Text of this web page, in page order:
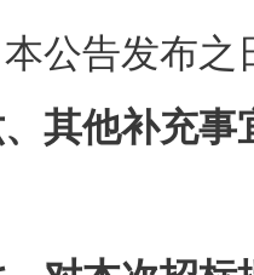
本公告发布之
其他补充事